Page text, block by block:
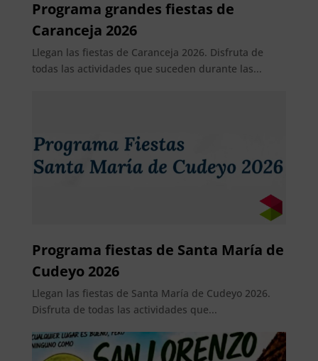
Programa grandes fiestas de
Caranceja 2026
Llegan las fiestas de Caranceja 2026. Disfruta de
todas las actividades que suceden durante las...
Programa fiestas de Santa María de
Cudeyo 2026
Llegan las fiestas de Santa María de Cudeyo 2026.
Disfruta de todas las actividades que...